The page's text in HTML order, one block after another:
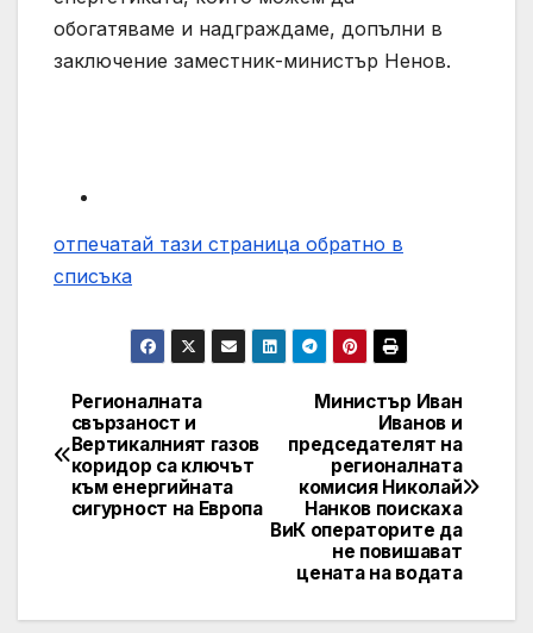
обогатяваме и надграждаме, допълни в
заключение заместник-министър Ненов.
отпечатай тази страница обратно в
списъка
Post
navigation
Министър Иван
Иванов и
председателят на
регионалната
комисия Николай
Нанков поискаха
ВиК операторите да
не повишават
цената на водата
Регионалната
свързаност и
Вертикалният газов
коридор са ключът
към енергийната
сигурност на Европа